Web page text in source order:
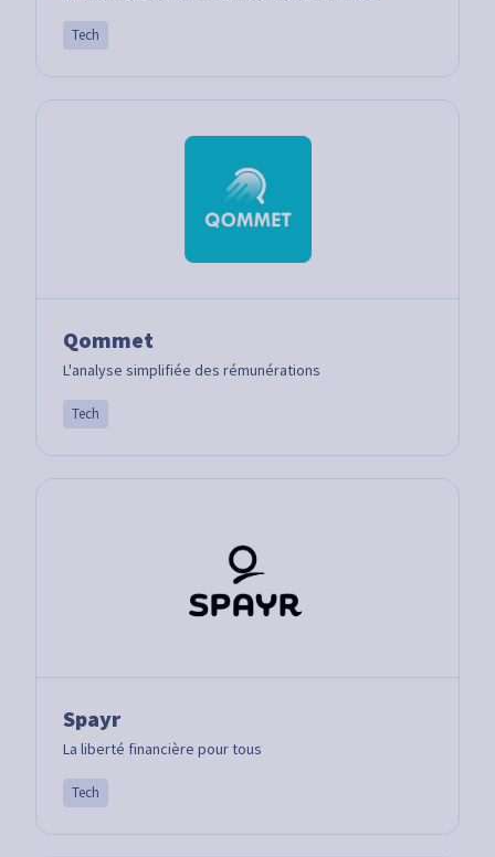
Tech
Qommet
L'analyse simplifiée des rémunérations
Tech
Spayr
La liberté financière pour tous
Tech